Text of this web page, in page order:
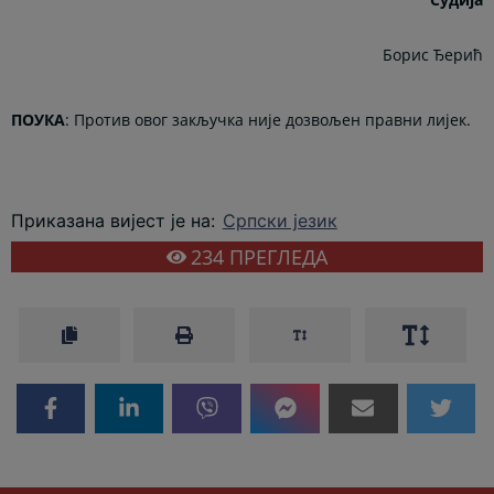
Борис Ђерић
ПОУКА: Против овог закључка није дозвољен правни лијек.
Приказана вијест је на: Српски језик
234 ПРЕГЛЕДА